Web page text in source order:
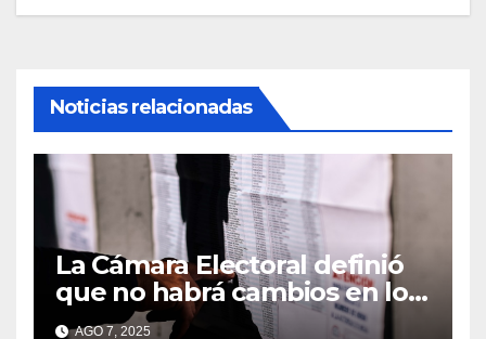
Noticias relacionadas
La Cámara Electoral definió
que no habrá cambios en los
lugares de votación en La
AGO 7, 2025